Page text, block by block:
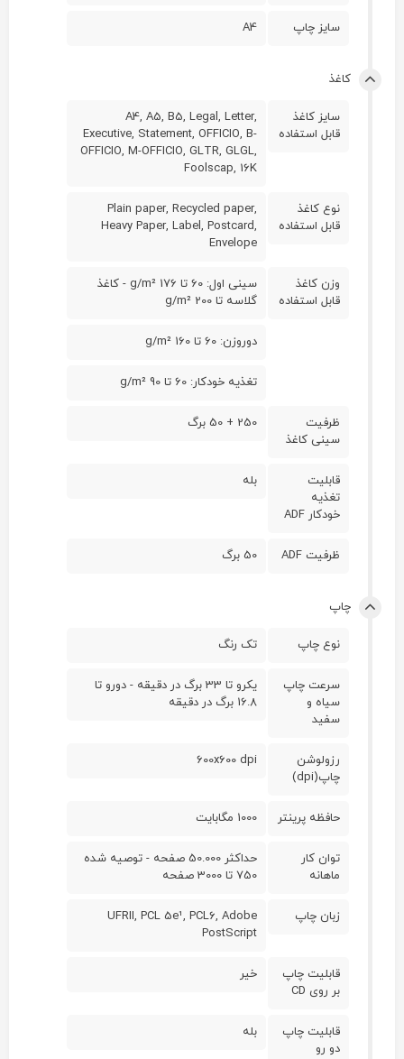
سایز چاپ A4
کاغذ
سایز کاغذ
قابل استفاده
A4, A5, B5, Legal, Letter,
Executive, Statement, OFFICIO, B-
OFFICIO, M-OFFICIO, GLTR, GLGL,
Foolscap, 16K
نوع کاغذ
قابل استفاده
Plain paper, Recycled paper,
Heavy Paper, Label, Postcard,
Envelope
وزن کاغذ
قابل استفاده
سینی اول: 60 تا 176 g/m² - کاغذ
گلاسه تا 200 g/m²
دوروزن: 60 تا 160 g/m²
تغذیه خودکار: 60 تا 90 g/m²
ظرفیت
سینی کاغذ
250 + 50 برگ
قابلیت
تغذیه
خودکار ADF
بله
ظرفیت ADF 50 برگ
چاپ
نوع چاپ تک رنگ
سرعت چاپ
سیاه و
سفید
یکرو تا 33 برگ در دقیقه - دورو تا
16.8 برگ در دقیقه
رزولوشن
چاپ(dpi)
600x600 dpi
حافظه پرینتر 1000 مگابایت
توان کار
ماهانه
حداکثر 50.000 صفحه - توصیه شده
750 تا 3000 صفحه
زبان چاپ
UFRII, PCL 5e¹, PCL6, Adobe
PostScript
قابلیت چاپ
بر روی CD
خیر
قابلیت چاپ
دو رو
بله